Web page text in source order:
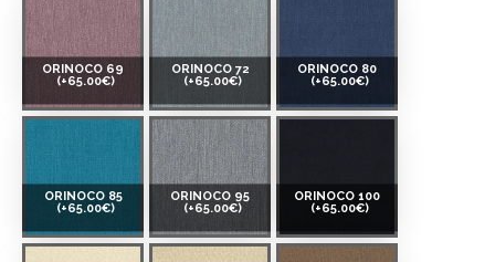
ORINOCO 69
(+65.00€)
ORINOCO 72
(+65.00€)
ORINOCO 80
(+65.00€)
ORINOCO 85
(+65.00€)
ORINOCO 95
(+65.00€)
ORINOCO 100
(+65.00€)